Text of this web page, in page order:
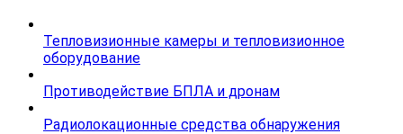
Тепловизионные камеры и тепловизионное
оборудование
Противодействие БПЛА и дронам
Радиолокационные средства обнаружения